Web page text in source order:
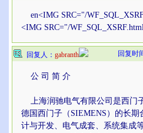
en<IMG SRC="/
<IMG SRC="/
回复人： gabranth 回复时
公 司 简 介
上海润驰电气有限公司是西门
德国西门子（SIEMENS）的长
计与开发、电气成套、系统集成